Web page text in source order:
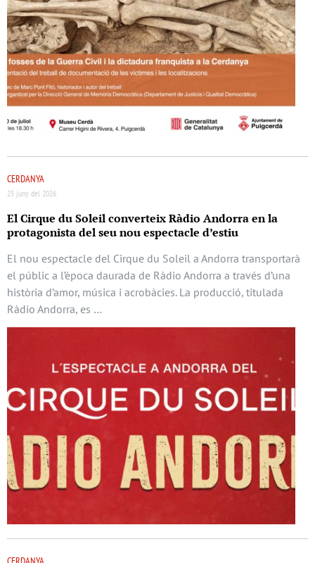
CERDANYA
25 juny del 2026
El Cirque du Soleil converteix Ràdio Andorra en la
protagonista del seu nou espectacle d’estiu
El nou espectacle del Cirque du Soleil a Andorra transportarà
el públic a l’època daurada de Ràdio Andorra a través d’una
història d’amor, música i acrobàcies. La producció, titulada
Ràdio Andorra, es …